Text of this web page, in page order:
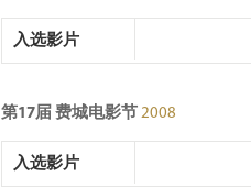
入选影片
第17届 费城电影节 2008
入选影片